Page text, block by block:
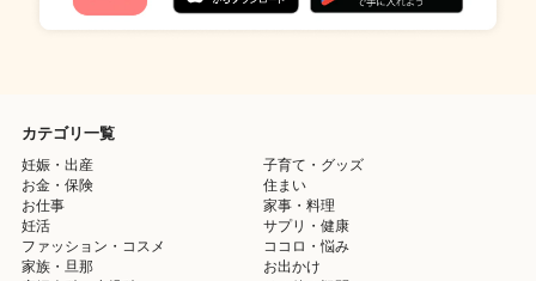
カテゴリ一覧
妊娠・出産
子育て・グッズ
お金・保険
住まい
お仕事
家事・料理
妊活
サプリ・健康
ファッション・コスメ
ココロ・悩み
家族・旦那
お出かけ